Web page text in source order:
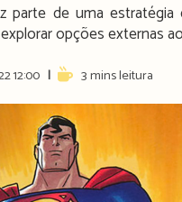
de uma estratégia
opções externas
12:00
Reading3 mins leitura